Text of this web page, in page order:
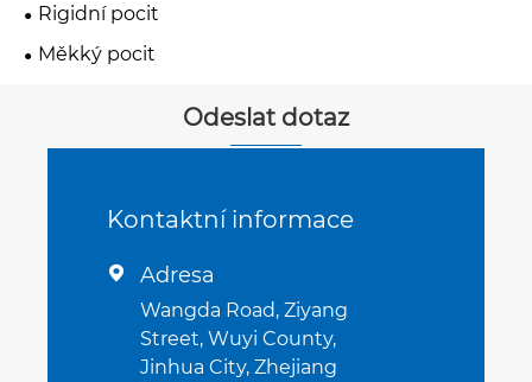
Rigidní pocit
Měkký pocit
Odeslat dotaz
Kontaktní informace
 Adresa
Wangda Road, Ziyang
Street, Wuyi County,
Jinhua City, Zhejiang